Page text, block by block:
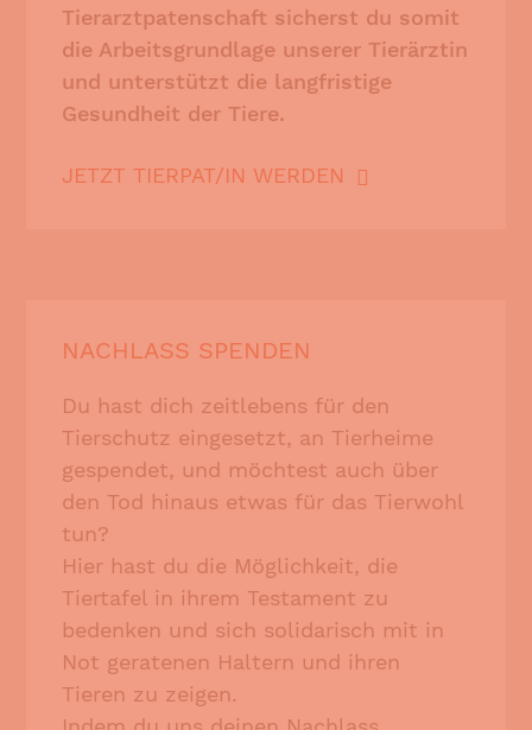
Tierarztpatenschaft sicherst du somit
die Arbeitsgrundlage unserer Tierärztin
und unterstützt die langfristige
Gesundheit der Tiere.
JETZT TIERPAT/IN WERDEN
NACHLASS SPENDEN
Du hast dich zeitlebens für den
Tierschutz eingesetzt, an Tierheime
gespendet, und möchtest auch über
den Tod hinaus etwas für das Tierwohl
tun?
Hier hast du die Möglichkeit, die
Tiertafel in ihrem Testament zu
bedenken und sich solidarisch mit in
Not geratenen Haltern und ihren
Tieren zu zeigen.